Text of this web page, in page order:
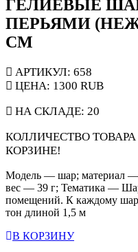
ГЕЛИЕВЫЕ
ПЕРЬЯМИ
СМ
АРТИКУЛ: 658
ЦЕНА: 1300 RUB
НА СКЛАДЕ: 20
КОЛЛИЧЕСТВО
КОРЗИНЕ!
Модель — шар; материал —
вес — 39 г; Тематика —
помещений. К каждому
тон длиной 1,5 м
В КОРЗИНУ